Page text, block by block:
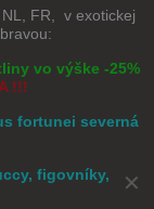
✕
FR, v exotickej
vo výške -25%
!!!
fortunei severná
figovníky,